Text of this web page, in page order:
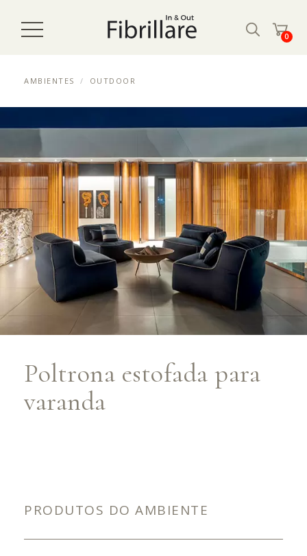
0
AMBIENTES OUTDOOR
Poltrona estofada para
varanda
PRODUTOS DO AMBIENTE